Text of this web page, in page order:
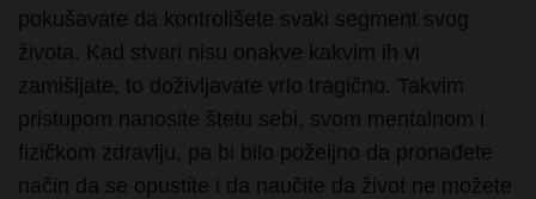
zamišljate, to doživljavate vrlo tragično. Takvim
pristupom nanosite štetu sebi, svom mentalnom i
fizičkom zdravlju, pa bi bilo poželjno da pronađete
način da se opustite i da naučite da život ne možete
da programirate onako kako vi želite.